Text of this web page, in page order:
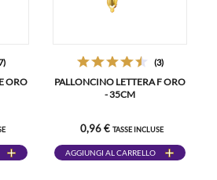
ORO
(3)
PALLONCINO LETTERA F ORO
- 35CM
0,96 € TASSE INCLUSE
AGGIUNGI AL CARRELLO